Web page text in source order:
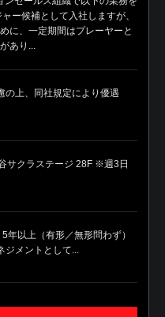
ー候補として入社しますが、
に、一定期間はプレーヤーと
あり...
の上、同社規定により優遇
サクラステージ 28F ※週3日
年以上（有形／無形問わず）
ジメントとして...